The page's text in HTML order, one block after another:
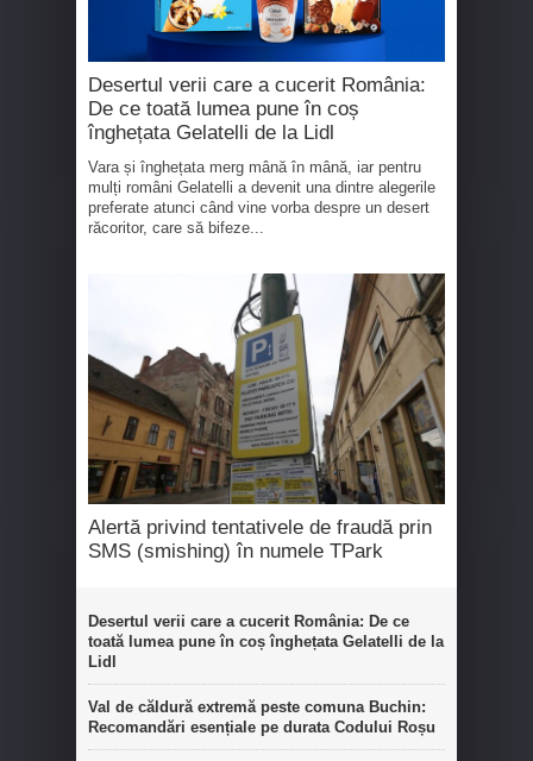
Desertul verii care a cucerit România:
De ce toată lumea pune în coș
înghețata Gelatelli de la Lidl
Vara și înghețata merg mână în mână, iar pentru
mulți români Gelatelli a devenit una dintre alegerile
preferate atunci când vine vorba despre un desert
răcoritor, care să bifeze...
Alertă privind tentativele de fraudă prin
SMS (smishing) în numele TPark
Desertul verii care a cucerit România: De ce
toată lumea pune în coș înghețata Gelatelli de la
Lidl
Val de căldură extremă peste comuna Buchin:
Recomandări esențiale pe durata Codului Roșu